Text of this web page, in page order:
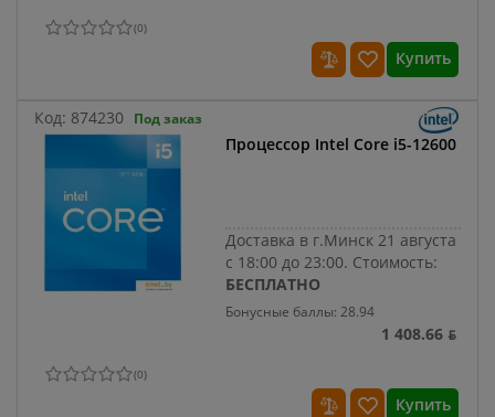
(0)
Купить
Код: 874230 Под заказ
Процессор Intel Core i5-12600
Доставка в г.Минск 21 августа
с 18:00 до 23:00. Стоимость:
БЕСПЛАТНО
Бонусные баллы: 28.94
1 408.66 ƃ
(0)
Купить